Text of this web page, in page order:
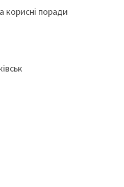
корисні поради